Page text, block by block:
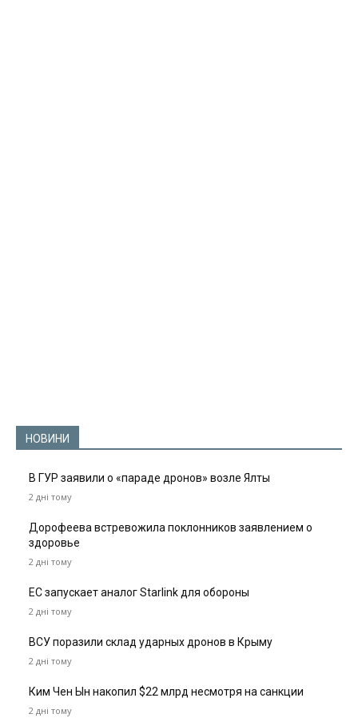
НОВИНИ
В ГУР заявили о «параде дронов» возле Ялты
2 дні тому
Дорофеева встревожила поклонников заявлением о
здоровье
2 дні тому
ЕС запускает аналог Starlink для обороны
2 дні тому
ВСУ поразили склад ударных дронов в Крыму
2 дні тому
Ким Чен Ын накопил $22 млрд несмотря на санкции
2 дні тому